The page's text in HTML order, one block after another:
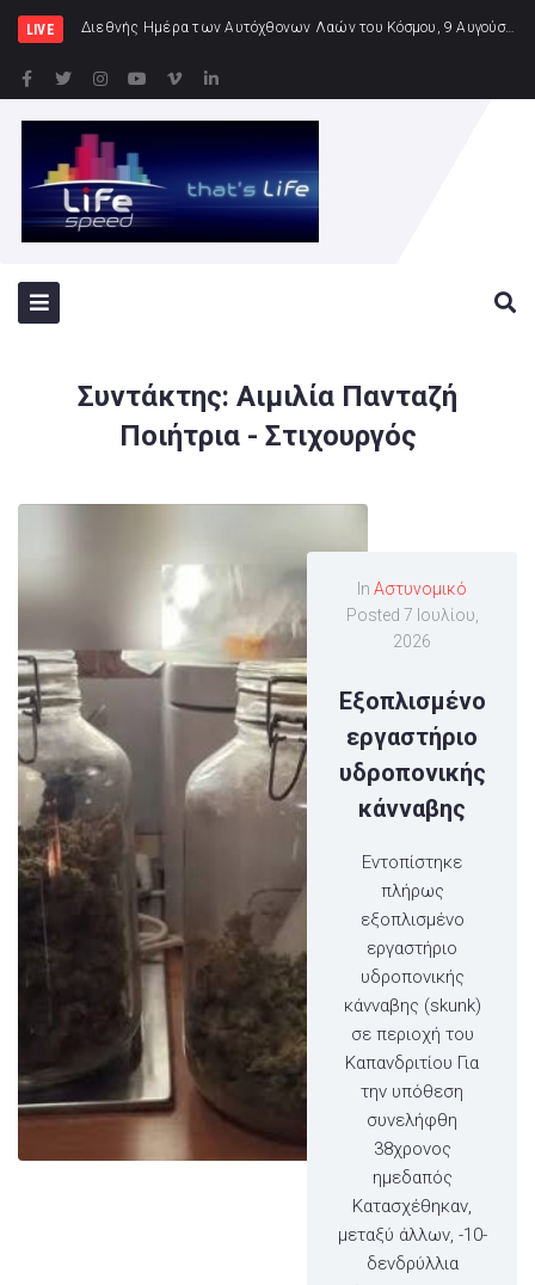
LIVE Συνελήφθησαν
Συντάκτης: Αιμιλία Πανταζή
Ποιήτρια - Στιχουργός
InΑστυνομικό
Posted 7 Ιουλίου,
2026
Eξοπλισμένο
εργαστήριο
υδροπονικής
κάνναβης
Εντοπίστηκε
πλήρως
εξοπλισμένο
εργαστήριο
υδροπονικής
κάνναβης (skunk)
σε περιοχή του
Καπανδριτίου Για
την υπόθεση
συνελήφθη
38χρονος
ημεδαπός
Κατασχέθηκαν,
μεταξύ άλλων, -10-
δενδρύλλια